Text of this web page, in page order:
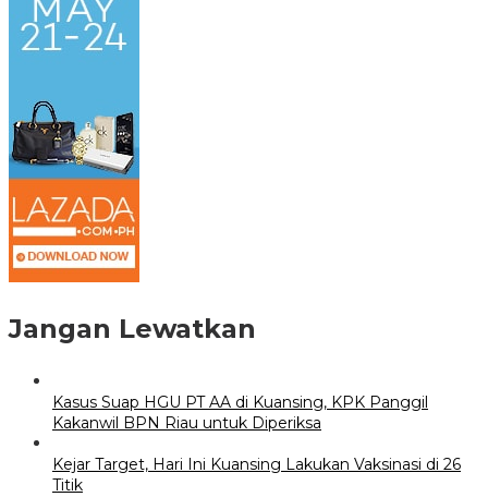
Jangan Lewatkan
Kasus Suap HGU PT AA di Kuansing, KPK Panggil
Kakanwil BPN Riau untuk Diperiksa
Kejar Target, Hari Ini Kuansing Lakukan Vaksinasi di 26
Titik